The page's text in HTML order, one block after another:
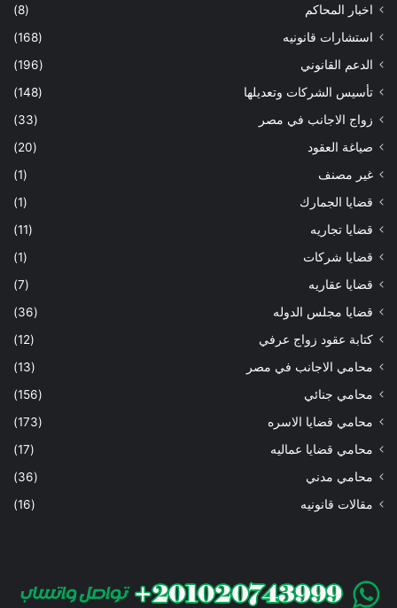
اخبار المحاكم
(8)
استشارات قانونيه
(168)
الدعم القانوني
(196)
تأسيس الشركات وتعديلها
(148)
زواج الاجانب في مصر
(33)
صياغة العقود
(20)
غير مصنف
(1)
قضايا الجمارك
(1)
قضايا تجاريه
(11)
قضايا شركات
(1)
قضايا عقاريه
(7)
قضايا مجلس الدوله
(36)
كتابة عقود زواج عرفي
(12)
محامي الاجانب في مصر
(13)
محامي جنائي
(156)
محامي قضايا الاسره
(173)
محامي قضايا عماليه
(17)
محامي مدني
(36)
مقالات قانونيه
(16)